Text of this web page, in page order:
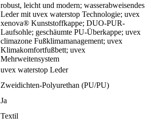
robust, leicht und modern; wasserabweisendes
Leder mit uvex waterstop Technologie; uvex
xenova® Kunststoffkappe; DUO-PUR-
Laufsohle; geschäumte PU-Überkappe; uvex
climazone Fußklimamanagement; uvex
Klimakomfortfußbett; uvex
Mehrweitensystem
uvex waterstop Leder
Zweidichten-Polyurethan (PU/PU)
Ja
Textil